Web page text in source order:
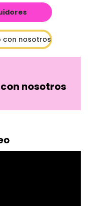
con nosotros
nosotros